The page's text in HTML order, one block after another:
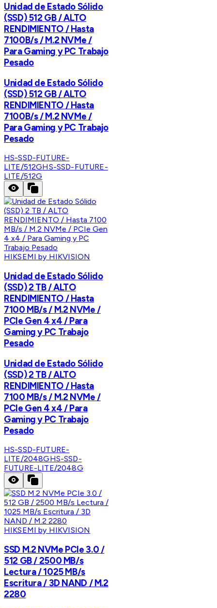
Unidad de Estado Sólido
(SSD) 512 GB / ALTO
RENDIMIENTO / Hasta
7100B/s / M.2 NVMe /
Para Gaming y PC Trabajo
Pesado
Unidad de Estado Sólido
(SSD) 512 GB / ALTO
RENDIMIENTO / Hasta
7100B/s / M.2 NVMe /
Para Gaming y PC Trabajo
Pesado
HS-SSD-FUTURE-
LITE/512GHS-SSD-FUTURE-
LITE/512G
HIKSEMI by HIKVISION
Unidad de Estado Sólido
(SSD) 2 TB / ALTO
RENDIMIENTO / Hasta
7100 MB/s / M.2 NVMe /
PCIe Gen 4 x4 / Para
Gaming y PC Trabajo
Pesado
Unidad de Estado Sólido
(SSD) 2 TB / ALTO
RENDIMIENTO / Hasta
7100 MB/s / M.2 NVMe /
PCIe Gen 4 x4 / Para
Gaming y PC Trabajo
Pesado
HS-SSD-FUTURE-
LITE/2048GHS-SSD-
FUTURE-LITE/2048G
HIKSEMI by HIKVISION
SSD M.2 NVMe PCIe 3.0 /
512 GB / 2500 MB/s
Lectura / 1025 MB/s
Escritura / 3D NAND / M.2
2280